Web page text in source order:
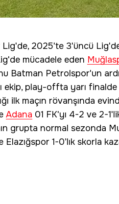
2025'te 3'üncü
mücadele eden
Batman Petrolspor'un
ekip, play-offta yarı
ilk maçın rövanşında
Adana 01 FK'yı 4-2 ve 2-
grupta normal sezonda
1-0’lık skorla